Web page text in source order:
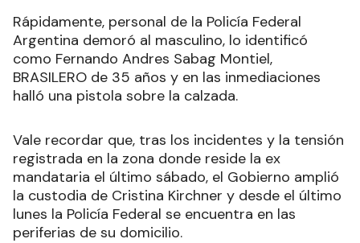
Rápidamente, personal de la Policía Federal
Argentina demoró al masculino, lo identificó
como Fernando Andres Sabag Montiel,
BRASILERO de 35 años y en las inmediaciones
halló una pistola sobre la calzada.
Vale recordar que, tras los incidentes y la tensión
registrada en la zona donde reside la ex
mandataria el último sábado, el Gobierno amplió
la custodia de Cristina Kirchner y desde el último
lunes la Policía Federal se encuentra en las
periferias de su domicilio.